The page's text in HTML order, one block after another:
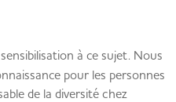
à ce sujet. Nous
pour les personnes
de la diversité chez